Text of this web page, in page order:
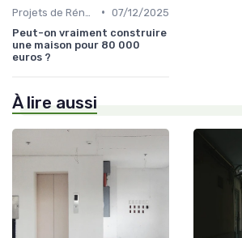
• 07/12/2025
Peut-on vraiment construire
une maison pour 80 000
euros ?
À lire aussi